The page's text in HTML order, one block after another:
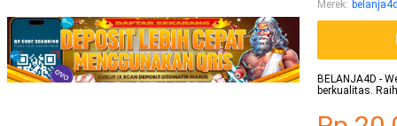
Merek:
BELANJA4D -
berkualitas.